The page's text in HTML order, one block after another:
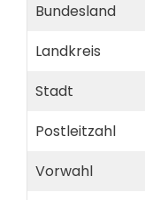
Bundesland
Landkreis
Stadt
Postleitzahl
Vorwahl